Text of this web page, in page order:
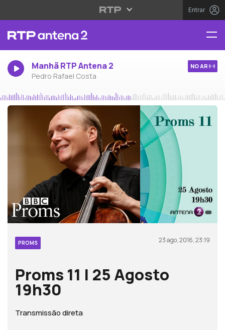
Entrar
Manhã RTP Antena 2
Pedro Rafael Costa
NO AR
PROMS 23 ago, 2016, 23:19
Proms 11 | 25 Agosto
19h30
Transmissão direta